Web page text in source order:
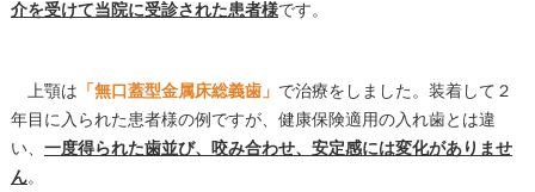
介を受けて当院に受診された患者様です。
上顎は 「無口蓋型金属床総義歯」 で治療をしました。装着して２
年目に入られた患者様の例ですが、健康保険適用の入れ歯とは違
い、 一度得られた歯並び、咬み合わせ、安定感には変化がありませ
ん。